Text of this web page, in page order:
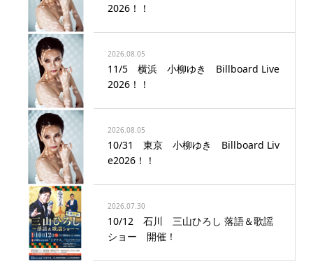
2026！！
2026.08.05
11/5 横浜 小柳ゆき Billboard Live
2026！！
2026.08.05
10/31 東京 小柳ゆき Billboard Liv
e2026！！
2026.07.30
10/12 石川 三山ひろし 落語＆歌謡
ショー 開催！